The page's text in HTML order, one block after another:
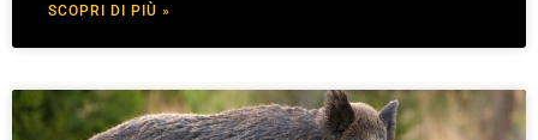
SCOPRI DI PIÙ »